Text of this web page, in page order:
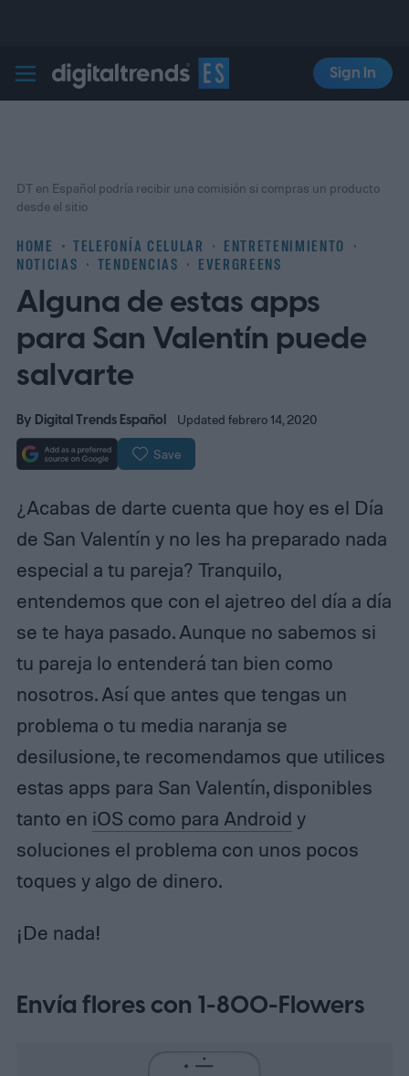
Digital Trends Español
Sign In
HOME TELEFONÍA CELULAR
ENTRETENIMIENTO
NOTICIAS
TENDENCIAS EVERGREENS
DT en Español podría recibir una comisión si compras un producto
desde el sitio
Alguna de estas apps
para San Valentín puede
salvarte
By Digital Trends Español Updated febrero 14, 2020
Save
¿Acabas de darte cuenta que hoy es el Día
de San Valentín y no les ha preparado nada
especial a tu pareja? Tranquilo,
entendemos que con el ajetreo del día a día
se te haya pasado. Aunque no sabemos si
tu pareja lo entenderá tan bien como
nosotros. Así que antes que tengas un
problema o tu media naranja se
desilusione, te recomendamos que utilices
estas apps para San Valentín, disponibles
tanto en iOS como para Android y
soluciones el problema con unos pocos
toques y algo de dinero.
¡De nada!
Envía flores con 1-800-Flowers